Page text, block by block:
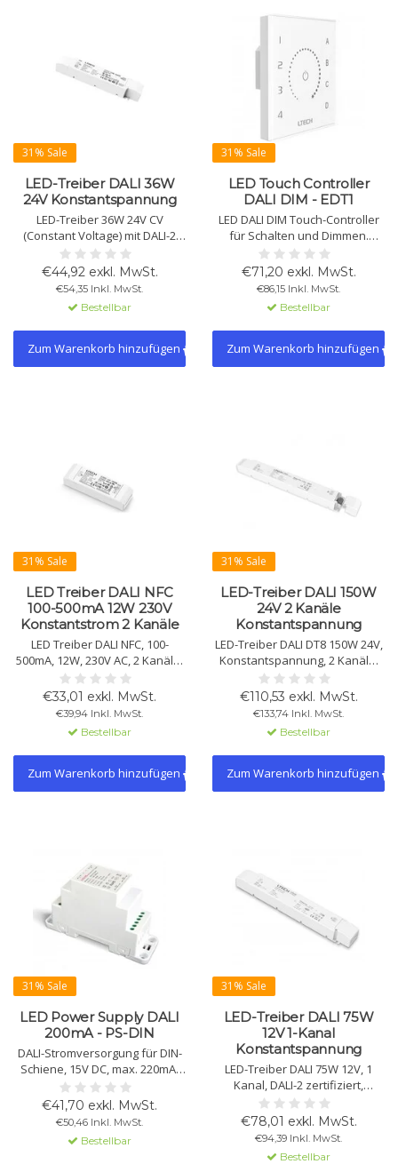
31% Sale
LED-Treiber DALI 36W
24V Konstantspannung
LED-Treiber 36W 24V CV
(Constant Voltage) mit DALI-2
und Push DIM, 0-100% dimmbar
bis 0,1%, PF>0,95, Effizienz 88%,
flackerfrei. Überlast- und
Kurzschlussschutz.
€44,92 exkl. MwSt.
€54,35 Inkl. MwSt.
Bestellbar
Zum Warenkorb hinzufügen
31% Sale
LED Touch Controller
DALI DIM - EDT1
LED DALI DIM Touch-Controller
für Schalten und Dimmen.
Unterstützt Gruppen- und
Broadcast-Modus.
Stromversorgung über DALI-
Bus. Touch mit
Vibrationsfeedback
€71,20 exkl. MwSt.
€86,15 Inkl. MwSt.
Bestellbar
Zum Warenkorb hinzufügen
31% Sale
LED Treiber DALI NFC
100-500mA 12W 230V
Konstantstrom 2 Kanäle
LED Treiber DALI NFC, 100-
500mA, 12W, 230V AC, 2 Kanäle,
Constant Current, Tunable
White, Effizienz 82%, 0-100%
dimmbar, IP20, CE-zertifiziert,
für den Innenbereich.
€33,01 exkl. MwSt.
€39,94 Inkl. MwSt.
Bestellbar
Zum Warenkorb hinzufügen
31% Sale
LED-Treiber DALI 150W
24V 2 Kanäle
Konstantspannung
LED-Treiber DALI DT8 150W 24V,
Konstantspannung, 2 Kanäle,
PWM-CV-Signal, DALI-2,
dimmbar 0-100%, IP20, CE &
ENEC zertifiziert. Schutz gegen
Überlast & Kurzschluss.
€110,53 exkl. MwSt.
€133,74 Inkl. MwSt.
Bestellbar
Zum Warenkorb hinzufügen
31% Sale
LED Power Supply DALI
200mA - PS-DIN
DALI-Stromversorgung für DIN-
Schiene, 15V DC, max. 220mA,
3.3W. Schutz vor Überlast und
Kurzschluss. Klasse 2 Netzteil,
für Innenräume geeignet, CE-
zertifiziert.
€41,70 exkl. MwSt.
€50,46 Inkl. MwSt.
Bestellbar
31% Sale
LED-Treiber DALI 75W
12V 1-Kanal
Konstantspannung
LED-Treiber DALI 75W 12V, 1
Kanal, DALI-2 zertifiziert,
dimmbar 0-100%, PWM-CV, IP20,
CE, TUV zertifiziert. Schutz
gegen Überlastung und
Kurzschluss.
€78,01 exkl. MwSt.
€94,39 Inkl. MwSt.
Bestellbar